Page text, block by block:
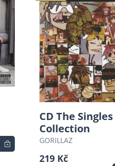
CD The Singles
Collection
GORILLAZ
219 Kč